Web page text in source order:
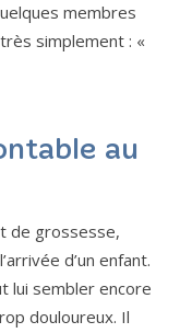
membres
simplement : «
au
de grossesse,
d’un enfant.
lui sembler encore
douloureux. Il